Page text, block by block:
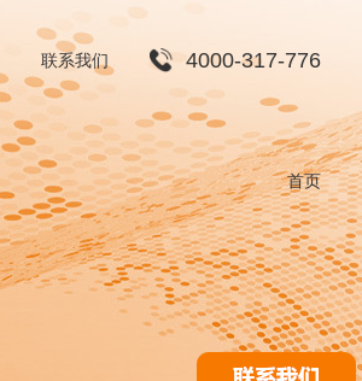
4000-317-776
联系我们
渠道合作
招贤纳士
首页